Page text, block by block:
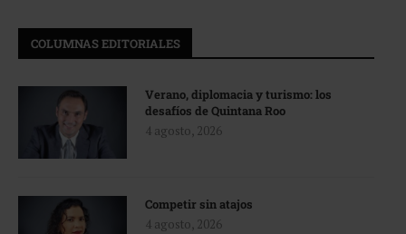
COLUMNAS EDITORIALES
Verano, diplomacia y turismo: los
desafíos de Quintana Roo
4 agosto, 2026
Competir sin atajos
4 agosto, 2026